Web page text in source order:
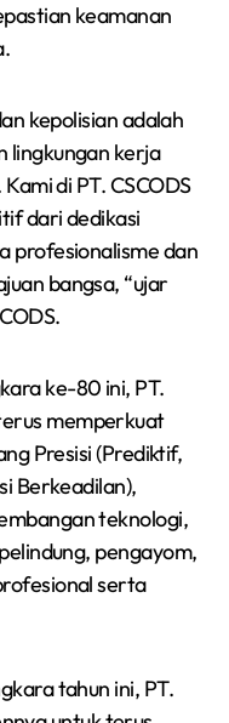
keamanan
kepolisian adalah
lingkungan kerja
di PT. CSCODS
dari dedikasi
profesionalisme dan
bangsa, “ujar
ke-80 ini, PT.
memperkuat
Presisi (Prediktif,
Berkeadilan),
teknologi,
pengayom,
serta
tahun ini, PT.